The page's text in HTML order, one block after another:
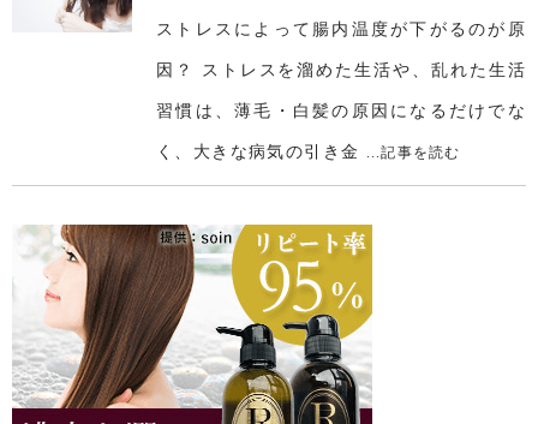
ストレスによって腸内温度が下がるのが原
因？ ストレスを溜めた生活や、乱れた生活
習慣は、薄毛・白髪の原因になるだけでな
く、大きな病気の引き金 ...記事を読む